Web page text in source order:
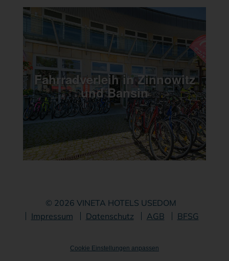
© 2026 VINETA HOTELS USEDOM
Navigation
Impressum Datenschutz AGB BFSG
Cookie Einstellungen anpassen